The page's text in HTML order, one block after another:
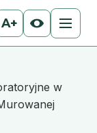
A+
w